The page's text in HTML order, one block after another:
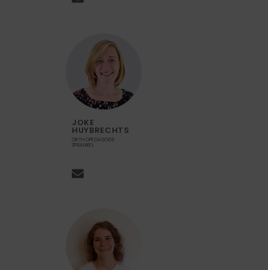
JOKE
HUYBRECHTS
ORTHOPEDAGOGE
SPRANKEL